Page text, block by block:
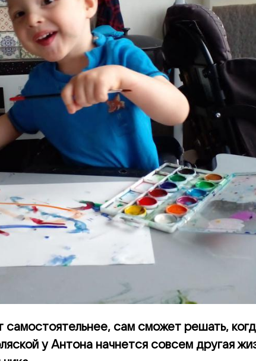
самостоятельнее, сам сможет решать,
у Антона начнется совсем другая